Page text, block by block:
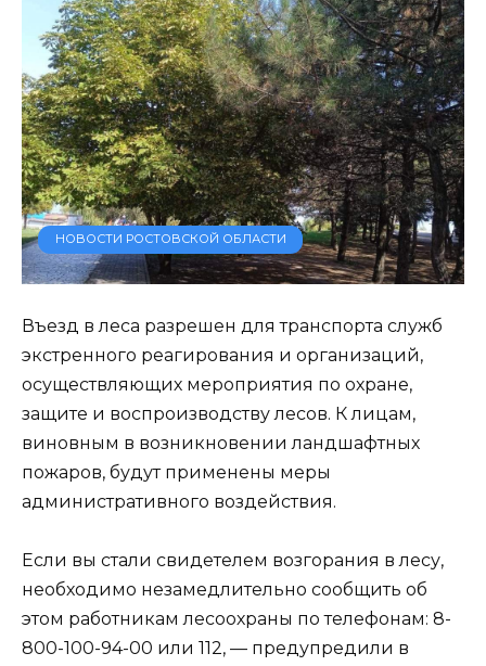
НОВОСТИ РОСТОВСКОЙ ОБЛАСТИ
Въезд в леса разрешен для транспорта служб
экстренного реагирования и организаций,
осуществляющих мероприятия по охране,
защите и воспроизводству лесов. К лицам,
виновным в возникновении ландшафтных
пожаров, будут применены меры
административного воздействия.
Если вы стали свидетелем возгорания в лесу,
необходимо незамедлительно сообщить об
этом работникам лесоохраны по телефонам: 8-
800-100-94-00 или 112, — предупредили в